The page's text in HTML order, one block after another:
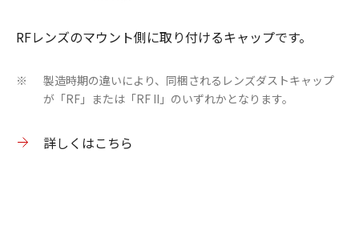
RFレンズのマウント側に取り付けるキャップです。
※
製造時期の違いにより、同梱されるレンズダストキャップ
が「RF」または「RF II」のいずれかとなります。
詳しくはこちら